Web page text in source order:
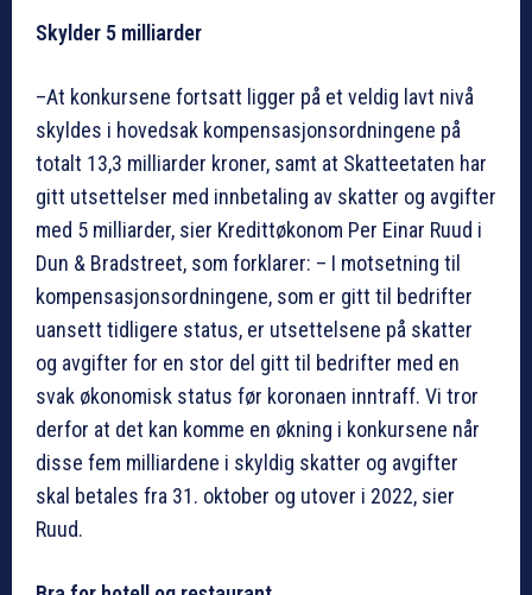
Skylder 5 milliarder
–At konkursene fortsatt ligger på et veldig lavt nivå
skyldes i hovedsak kompensasjonsordningene på
totalt 13,3 milliarder kroner, samt at Skatteetaten har
gitt utsettelser med innbetaling av skatter og avgifter
med 5 milliarder, sier Kredittøkonom Per Einar Ruud i
Dun & Bradstreet, som forklarer: – I motsetning til
kompensasjonsordningene, som er gitt til bedrifter
uansett tidligere status, er utsettelsene på skatter
og avgifter for en stor del gitt til bedrifter med en
svak økonomisk status før koronaen inntraff. Vi tror
derfor at det kan komme en økning i konkursene når
disse fem milliardene i skyldig skatter og avgifter
skal betales fra 31. oktober og utover i 2022, sier
Ruud.